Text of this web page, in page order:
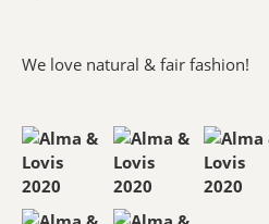
We love natural & fair fashion!